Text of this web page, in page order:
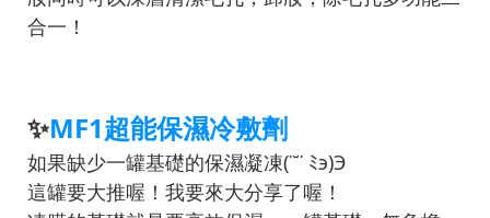
合一！
✨MF1超能保濕冷敷劑
如果缺少一罐基礎的保濕凝凍(˙˘˙ ﾐэ)Э
這罐要大推喔！我要來大分享了喔！